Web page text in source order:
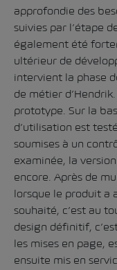
approfondie des
suivies par l’étape
également été
ultérieur de
intervient la phase
de métier
prototype. Sur la
d’utilisation est
soumises à un
examinée, la
encore. Après de
lorsque le produit a
souhaité, c’est au
design définitif,
les mises en page,
ensuite mis en